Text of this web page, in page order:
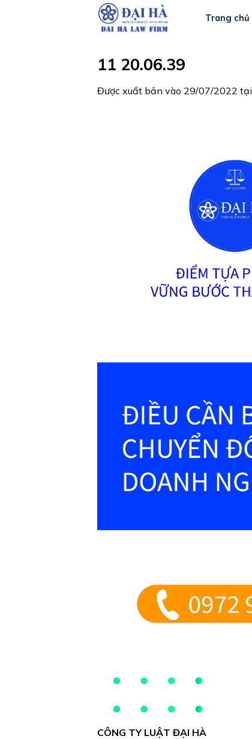
Trang chủ
11 20.06.39
Được xuất bản vào 29/07/2022 tại
CÔNG TY LUẬT ĐẠI HÀ